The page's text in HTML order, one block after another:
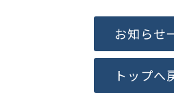
お知らせ
トップへ